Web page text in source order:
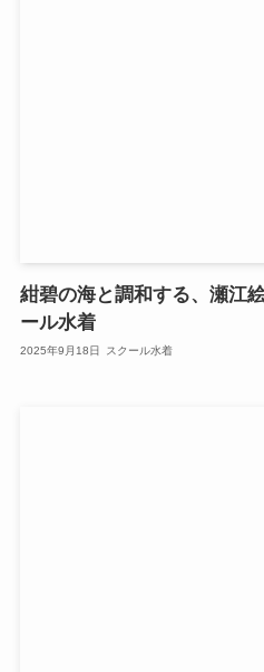
紺碧の海と調和する、瀬江
ール水着
2025年9月18日 スクール水着